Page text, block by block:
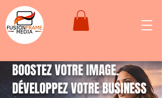
BOOSTEZ VOTRE IMAGE.
DÉVELOPPEZ VOTRE BUSINESS